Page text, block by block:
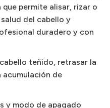
permite alisar, rizar o
del cabello y
duradero y con
teñido, retrasar la
de
y modo de apagado